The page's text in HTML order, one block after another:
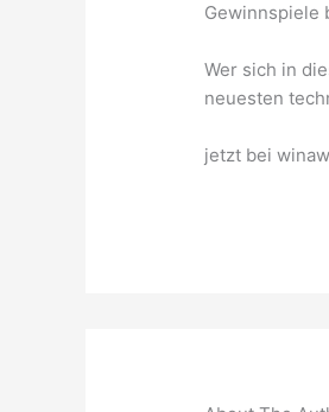
Gewinnspiele
Wer sich in
neuesten
jetzt bei